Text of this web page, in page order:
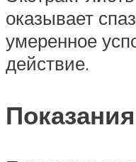
оказывает
умеренное
действие.
Показания